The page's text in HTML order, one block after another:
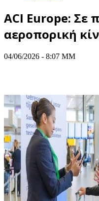
ACI Europe: Σε
αεροπορική
04/06/2026 - 8:07 ΜΜ